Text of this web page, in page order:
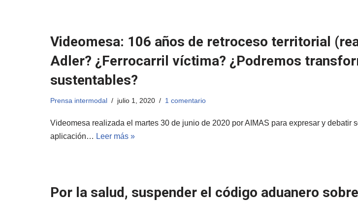
Videomesa: 106 años de retroceso territorial
Adler? ¿Ferrocarril víctima? ¿Podremos
sustentables?
Prensa intermodal julio 1, 2020 1 comentario
Videomesa realizada el martes 30 de junio de 2020 por AIMAS para expresar y
aplicación… Leer más »
Por la salud, suspender el código aduanero